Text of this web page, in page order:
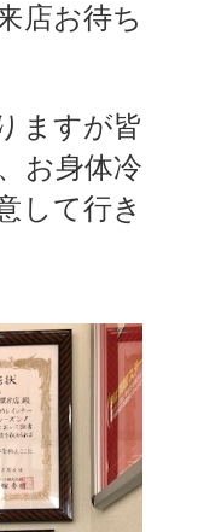
店お待ち
ますが皆
お身体冷
して行き